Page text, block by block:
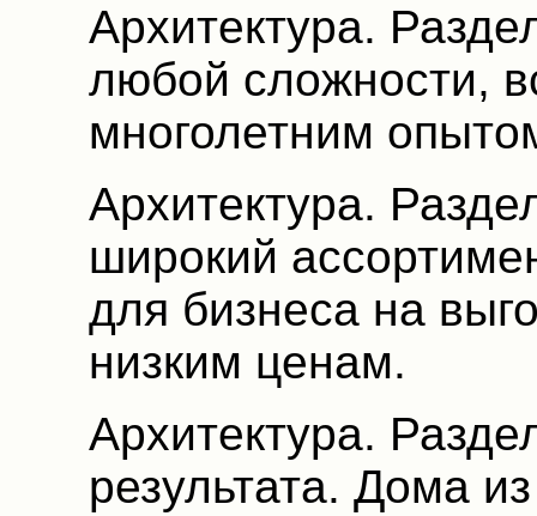
Архитектура.
любой сложности,
многолетним
Архитектура.
широкий
для бизнеса на
низким ценам.
Архитектура.
результата. Дома